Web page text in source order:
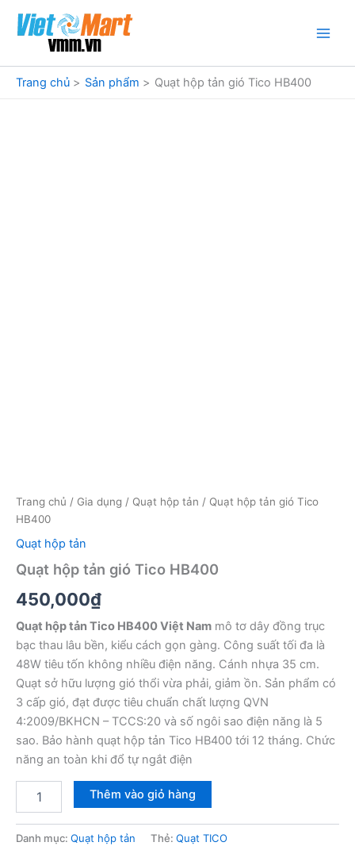
dung
Trang chủ
Sản phẩm Quạt hộp tản gió Tico HB400
Trang chủ / Gia dụng / Quạt hộp tản / Quạt hộp tản gió Tico
HB400
Quạt hộp tản
Quạt hộp tản gió Tico HB400
450,000₫
Quạt hộp tản Tico HB400 Việt Nam mô tơ dây đồng trục
bạc thau lâu bền, kiểu cách gọn gàng. Công suất tối đa là
48W tiêu tốn không nhiều điện năng. Cánh nhựa 35 cm.
Quạt sở hữu lượng gió thổi vừa phải, giảm ồn. Sản phẩm có
3 cấp gió, đạt được tiêu chuẩn chất lượng QVN
4:2009/BKHCN – TCCS:20 và số ngôi sao điện năng là 5
sao. Bảo hành quạt hộp tản Tico HB400 tới 12 tháng. Chức
năng an toàn khi đổ tự ngắt điện
gió
Thêm vào giỏ hàng
Danh mục: Quạt hộp tản Thẻ: Quạt TICO